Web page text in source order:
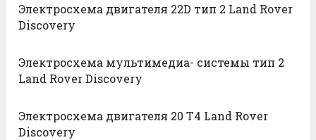
Электросхема двигателя 22D тип 2 Land Rover
Discovery
Электросхема мультимедиа- системы тип 2
Land Rover Discovery
Электросхема двигателя 20 T4 Land Rover
Discovery